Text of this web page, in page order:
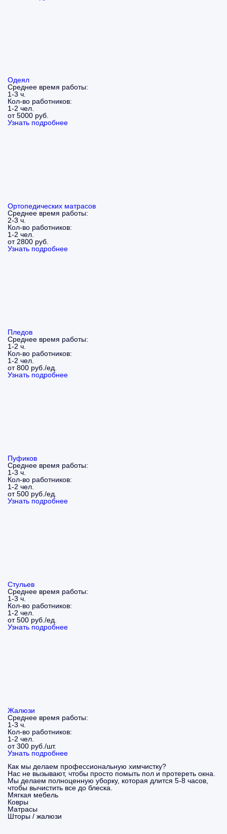
Одеял
Среднее время работы:
1-3 ч.
Кол-во работников:
1-2 чел.
от 5000 руб.
Узнать подробнее
Ортопедических матрасов
Среднее время работы:
2-3 ч.
Кол-во работников:
1-2 чел.
от 2800 руб.
Узнать подробнее
Пледов
Среднее время работы:
1-2 ч.
Кол-во работников:
1-2 чел.
от 800 руб./ед.
Узнать подробнее
Пуфиков
Среднее время работы:
1-3 ч.
Кол-во работников:
1-2 чел.
от 500 руб./ед.
Узнать подробнее
Стульев
Среднее время работы:
1-3 ч.
Кол-во работников:
1-2 чел.
от 500 руб./ед.
Узнать подробнее
Жалюзи
Среднее время работы:
1-3 ч.
Кол-во работников:
1-2 чел.
от 300 руб./шт.
Узнать подробнее
Как мы делаем профессиональную химчистку?
Нас не вызывают, чтобы просто помыть пол и протереть окна.
Мы делаем полноценную уборку, которая длится 5-8 часов,
чтобы вычистить все до блеска.
Мягкая мебель
Ковры
Матрасы
Шторы / жалюзи